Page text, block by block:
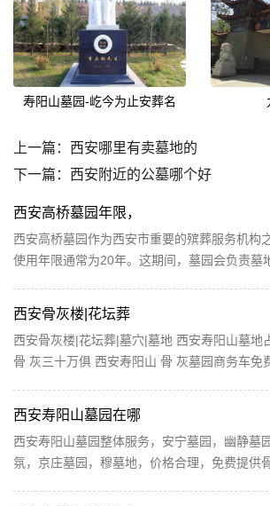
寿阳山墓园-屹今为止安葬名
上一篇： 西安哪里有卖墓地的
下一篇： 西安附近的公墓哪个好
西安高桥墓园年限，
西安高桥墓园作为西安市重要的殡葬服务机构
使用年限通常为20年。这期间，墓园会负责墓
西安骨灰楼|花坛葬
西安骨灰楼|花坛葬|墓穴|墓地 西安寿阳山墓地
骨 灰三十万俱 西安寿阳山 骨 灰墓园商务车免
西安寿阳山墓园在哪
西安寿阳山墓园整体服务，安宁墓园，幽静墓
氛，京庄墓园，穆墓地，价格合理，免费提供